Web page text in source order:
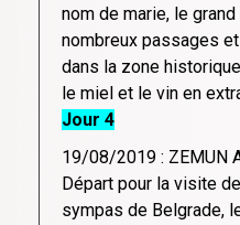
nom de marie, le
nombreux passages
dans la zone
le miel et le vin en
Jour 4
19/08/2019 : ZEMUN
Départ pour la visite
sympas de Belgrade,